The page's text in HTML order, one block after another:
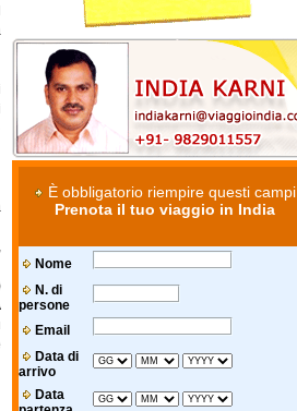
È obbligatorio riempire questi campi
Prenota il tuo viaggio in India
Nome
N. di
persone
Email
Data di
arrivo
Data